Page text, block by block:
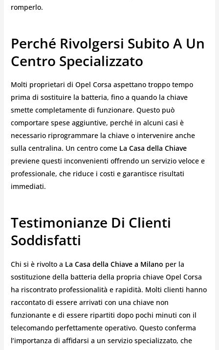
romperlo.
Perché Rivolgersi Subito A Un
Centro Specializzato
Molti proprietari di Opel Corsa aspettano troppo tempo
prima di sostituire la batteria, fino a quando la chiave
smette completamente di funzionare. Questo può
comportare spese aggiuntive, perché in alcuni casi è
necessario riprogrammare la chiave o intervenire anche
sulla centralina. Un centro come La Casa della Chiave
previene questi inconvenienti offrendo un servizio veloce e
professionale, che riduce i costi e garantisce risultati
immediati.
Testimonianze Di Clienti
Soddisfatti
Chi si è rivolto a La Casa della Chiave a Milano per la
sostituzione della batteria della propria chiave Opel Corsa
ha riscontrato professionalità e rapidità. Molti clienti hanno
raccontato di essere arrivati con una chiave non
funzionante e di essere ripartiti dopo pochi minuti con il
telecomando perfettamente operativo. Questo conferma
l’importanza di affidarsi a un servizio specializzato, che